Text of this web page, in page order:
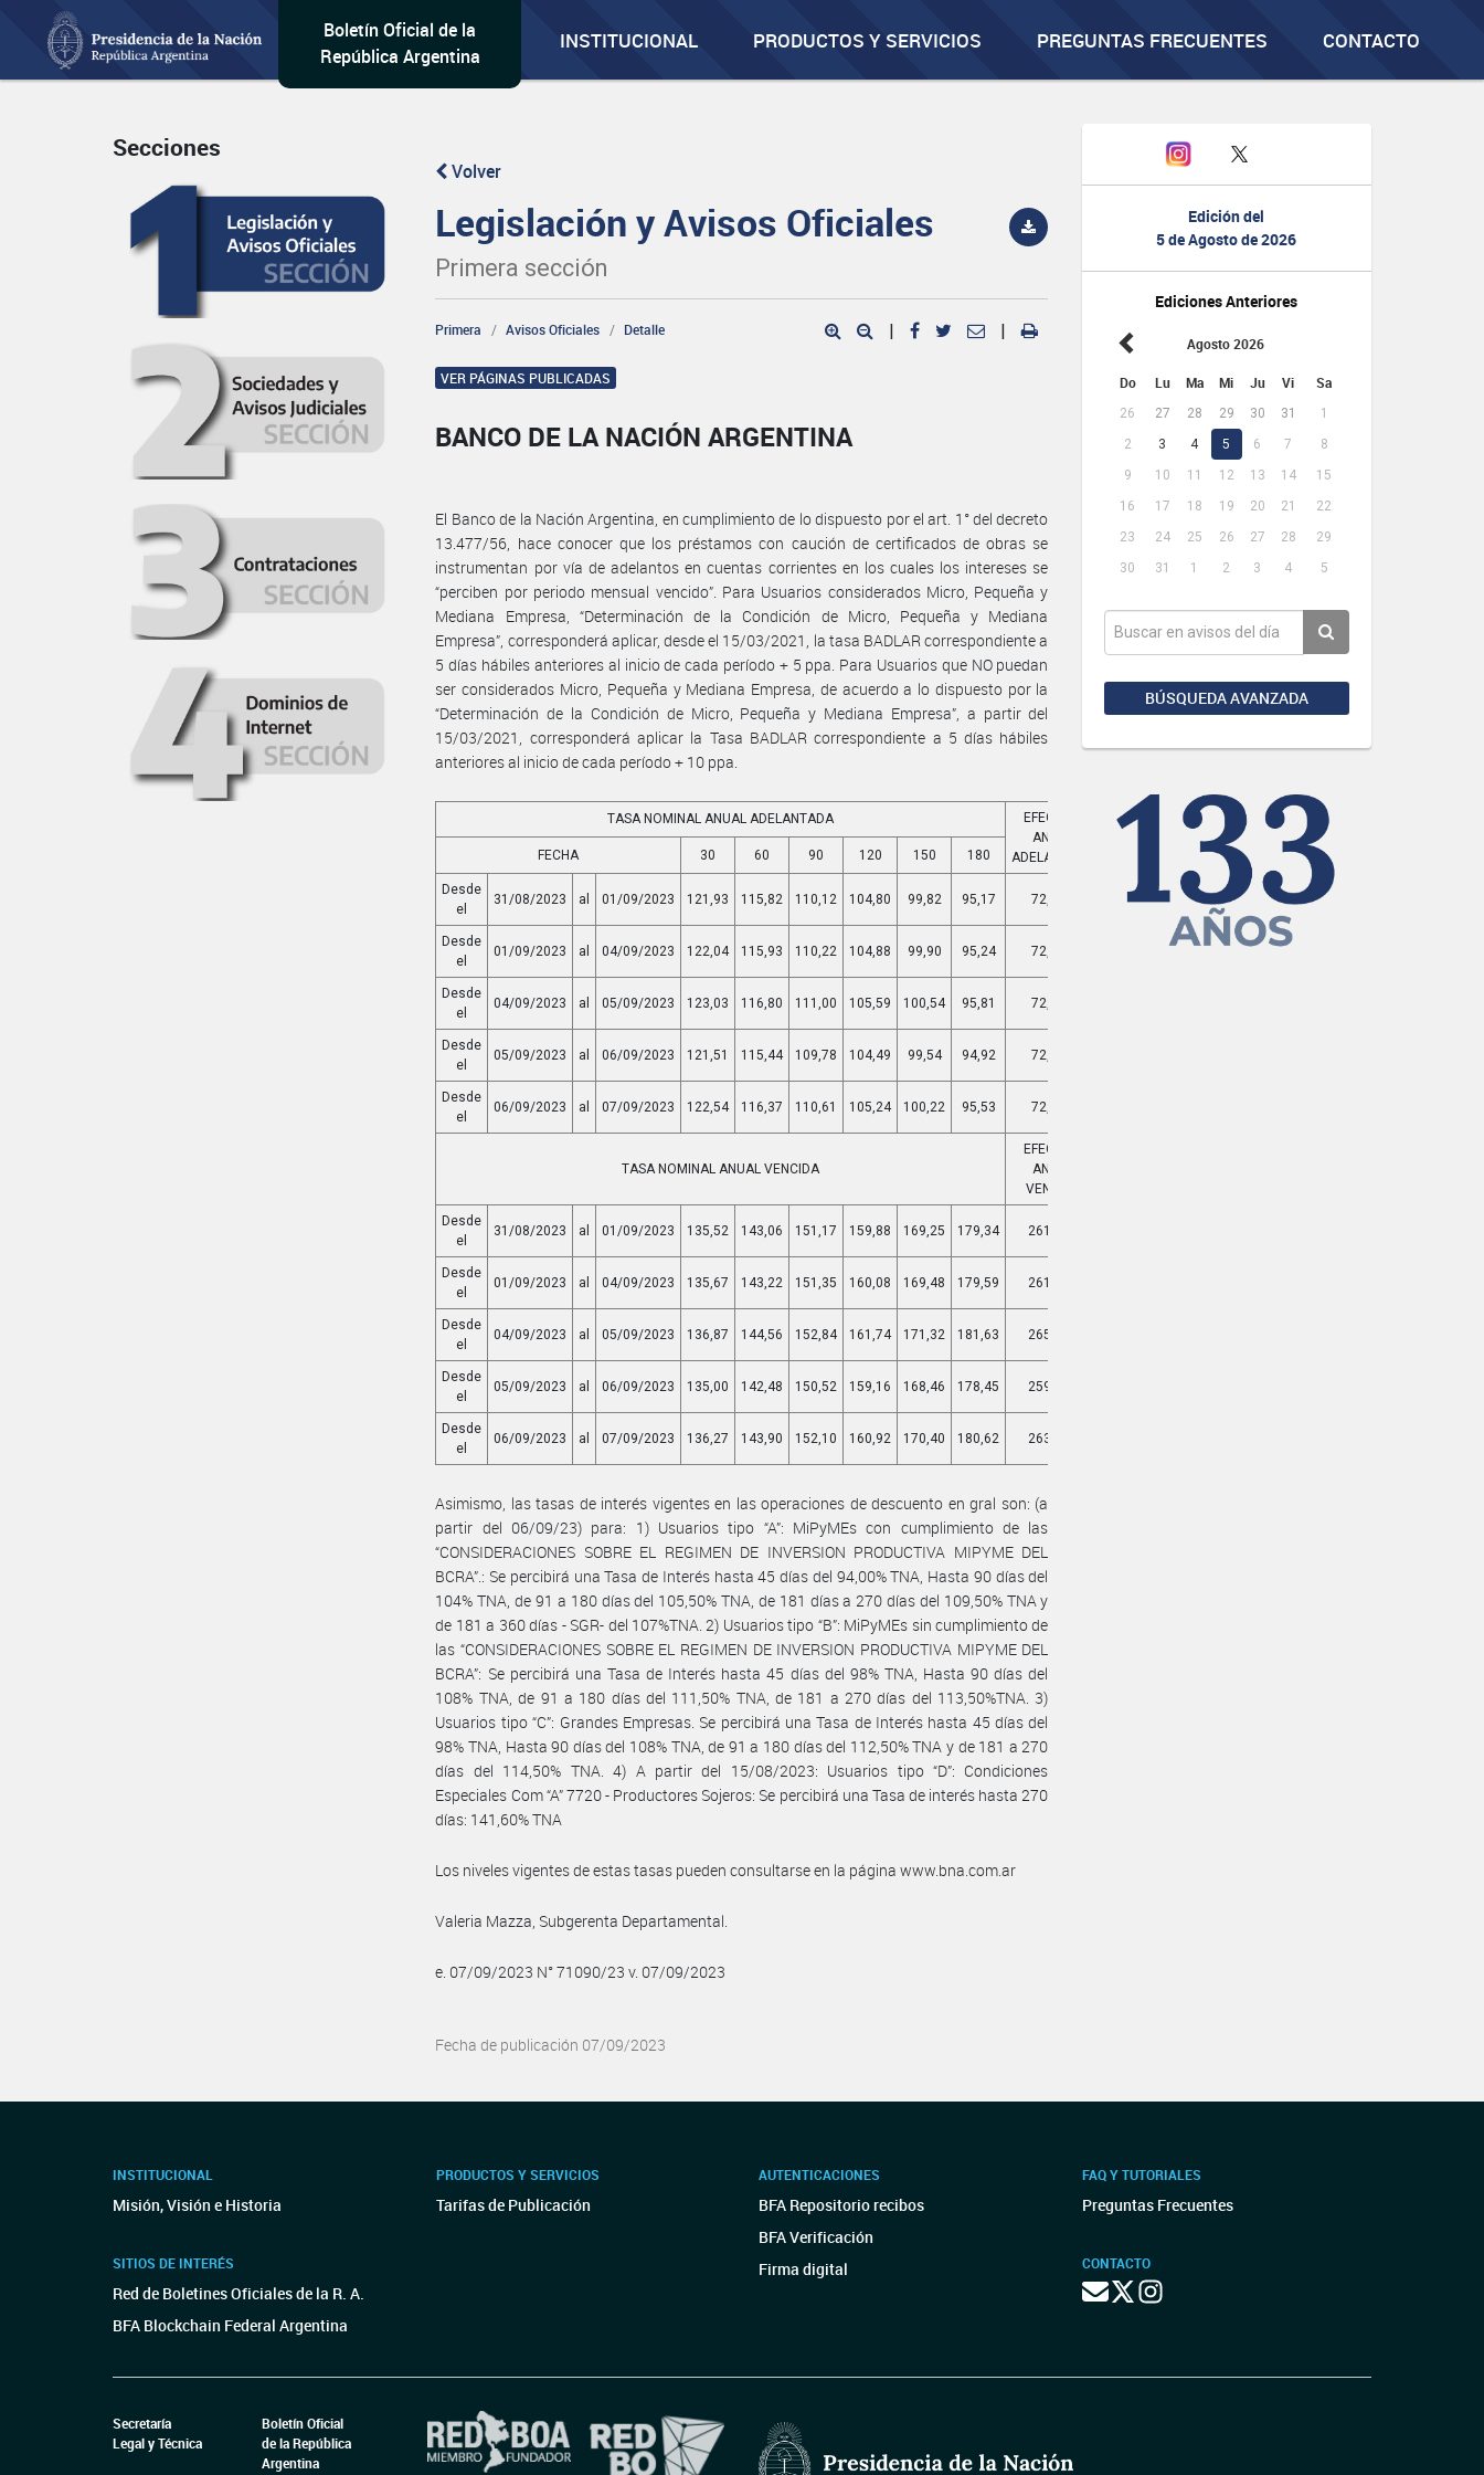
Boletín Oficial de la
República Argentina
INSTITUCIONAL PRODUCTOS Y SERVICIOS PREGUNTAS FRECUENTES CONTACTO
Edición del
5 de Agosto de 2026
Ediciones Anteriores
Agosto 2026
Do Lu Ma Mi Ju Vi Sa
26 27 28 29 30 31
1
2
3 4 5 6 7
8
9
10 11 12 13 14
15
16
17 18 19 20 21
22
23
24 25 26 27 28
29
30
31 1 2 3 4 5
BÚSQUEDA AVANZADA
Secciones
Volver
Legislación y Avisos Oficiales
Primera sección
Primera Avisos Oficiales Detalle | |
VER PÁGINAS PUBLICADAS
BANCO DE LA NACIÓN ARGENTINA
El Banco de la Nación Argentina, en cumplimiento de lo dispuesto por el art. 1° del decreto
13.477/56, hace conocer que los préstamos con caución de certificados de obras se
instrumentan por vía de adelantos en cuentas corrientes en los cuales los intereses se
“perciben por periodo mensual vencido”. Para Usuarios considerados Micro, Pequeña y
Mediana Empresa, “Determinación de la Condición de Micro, Pequeña y Mediana
Empresa”, corresponderá aplicar, desde el 15/03/2021, la tasa BADLAR correspondiente a
5 días hábiles anteriores al inicio de cada período + 5 ppa. Para Usuarios que NO puedan
ser considerados Micro, Pequeña y Mediana Empresa, de acuerdo a lo dispuesto por la
“Determinación de la Condición de Micro, Pequeña y Mediana Empresa”, a partir del
15/03/2021, corresponderá aplicar la Tasa BADLAR correspondiente a 5 días hábiles
anteriores al inicio de cada período + 10 ppa.
TASA NOMINAL ANUAL ADELANTADA
EFECTIVA
ANUAL
ADELANTADA
EFECTIVA
FECHA 30 60 90 120 150 180
Desde
el
31/08/2023 al 01/09/2023 121,93 115,82 110,12 104,80 99,82 95,17 72,33% 10,022%
Desde
el
01/09/2023 al 04/09/2023 122,04 115,93 110,22 104,88 99,90 95,24 72,37%
Desde
el
04/09/2023 al 05/09/2023 123,03 116,80 111,00 105,59 100,54 95,81 72,66%
Desde
el
05/09/2023 al 06/09/2023 121,51 115,44 109,78 104,49 99,54 94,92 72,20%
Desde
el
06/09/2023 al 07/09/2023 122,54 116,37 110,61 105,24 100,22 95,53 72,52%
TASA NOMINAL ANUAL VENCIDA
EFECTIVA
ANUAL
VENCIDA
Desde
el
31/08/2023 al 01/09/2023 135,52 143,06 151,17 159,88 169,25 179,34 261,41%
Desde
el
01/09/2023 al 04/09/2023 135,67 143,22 151,35 160,08 169,48 179,59 261,88%
Desde
el
04/09/2023 al 05/09/2023 136,87 144,56 152,84 161,74 171,32 181,63 265,82%
Desde
el
05/09/2023 al 06/09/2023 135,00 142,48 150,52 159,16 168,46 178,45 259,71%
Desde
el
06/09/2023 al 07/09/2023 136,27 143,90 152,10 160,92 170,40 180,62 263,87%
Asimismo, las tasas de interés vigentes en las operaciones de descuento en gral son: (a
partir del 06/09/23) para: 1) Usuarios tipo “A”: MiPyMEs con cumplimiento de las
“CONSIDERACIONES SOBRE EL REGIMEN DE INVERSION PRODUCTIVA MIPYME DEL
BCRA”.: Se percibirá una Tasa de Interés hasta 45 días del 94,00% TNA, Hasta 90 días del
104% TNA, de 91 a 180 días del 105,50% TNA, de 181 días a 270 días del 109,50% TNA y
de 181 a 360 días - SGR- del 107%TNA. 2) Usuarios tipo “B”: MiPyMEs sin cumplimiento de
las “CONSIDERACIONES SOBRE EL REGIMEN DE INVERSION PRODUCTIVA MIPYME DEL
BCRA”: Se percibirá una Tasa de Interés hasta 45 días del 98% TNA, Hasta 90 días del
108% TNA, de 91 a 180 días del 111,50% TNA, de 181 a 270 días del 113,50%TNA. 3)
Usuarios tipo “C”: Grandes Empresas. Se percibirá una Tasa de Interés hasta 45 días del
98% TNA, Hasta 90 días del 108% TNA, de 91 a 180 días del 112,50% TNA y de 181 a 270
días del 114,50% TNA. 4) A partir del 15/08/2023: Usuarios tipo “D”: Condiciones
Especiales Com “A” 7720 - Productores Sojeros: Se percibirá una Tasa de interés hasta 270
días: 141,60% TNA
Los niveles vigentes de estas tasas pueden consultarse en la página www.bna.com.ar
Valeria Mazza, Subgerenta Departamental.
e. 07/09/2023 N° 71090/23 v. 07/09/2023
Fecha de publicación 07/09/2023
INSTITUCIONAL
Misión, Visión e Historia
SITIOS DE INTERÉS
Red de Boletines Oficiales de la R. A.
BFA Blockchain Federal Argentina
PRODUCTOS Y SERVICIOS
Tarifas de Publicación
AUTENTICACIONES
BFA Repositorio recibos
BFA Verificación
Firma digital
FAQ Y TUTORIALES
Preguntas Frecuentes
CONTACTO
Secretaría
Legal y Técnica
Boletín Oficial
de la República
Argentina